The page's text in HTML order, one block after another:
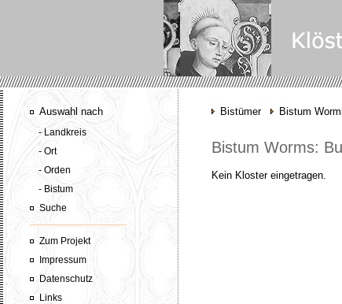
Auswahl nach
- Landkreis
- Ort
- Orden
- Bistum
Suche
Zum Projekt
Impressum
Datenschutz
Links
Bistümer Bistum
Bistum Worms:
Kein Kloster eingetragen.